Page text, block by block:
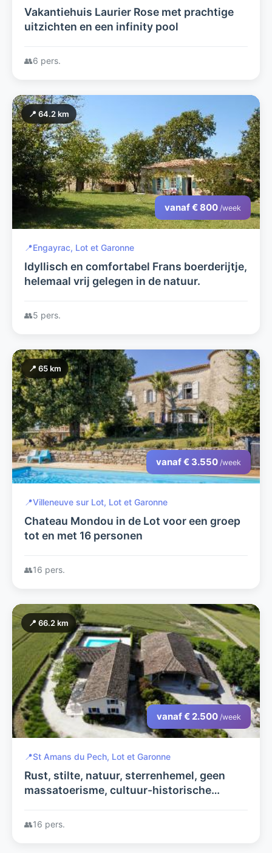
Vakantiehuis Laurier Rose met prachtige
uitzichten en een infinity pool
👥6 pers.
📍 64.2 km
vanaf € 800 /week
📍Engayrac, Lot et Garonne
Idyllisch en comfortabel Frans boerderijtje,
helemaal vrij gelegen in de natuur.
👥5 pers.
📍 65 km
vanaf € 3.550 /week
📍Villeneuve sur Lot, Lot et Garonne
Chateau Mondou in de Lot voor een groep
tot en met 16 personen
👥16 pers.
📍 66.2 km
vanaf € 2.500 /week
📍St Amans du Pech, Lot et Garonne
Rust, stilte, natuur, sterrenhemel, geen
massatoerisme, cultuur-historische
👥16 pers.